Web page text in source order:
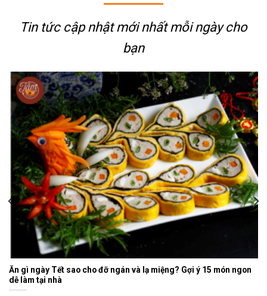
Tin tức cập nhật mới nhấtmỗi ngày cho
bạn
Ăn gì ngày Tết sao cho đỡ ngán và lạ miệng? Gợi ý 15 món ngon
dễ làm tại nhà